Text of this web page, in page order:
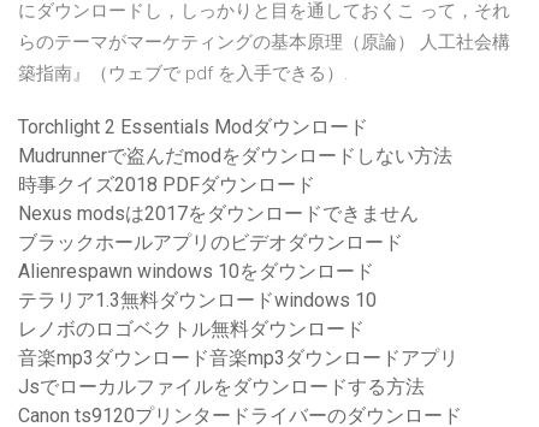
にダウンロードし，しっかりと目を通しておくこ って，それ
らのテーマがマーケティングの基本原理（原論） 人工社会構
築指南』（ウェブで pdf を入手できる）.
Torchlight 2 Essentials Modダウンロード
Mudrunnerで盗んだmodをダウンロードしない方法
時事クイズ2018 PDFダウンロード
Nexus modsは2017をダウンロードできません
ブラックホールアプリのビデオダウンロード
Alienrespawn windows 10をダウンロード
テラリア1.3無料ダウンロードwindows 10
レノボのロゴベクトル無料ダウンロード
音楽mp3ダウンロード音楽mp3ダウンロードアプリ
Jsでローカルファイルをダウンロードする方法
Canon ts9120プリンタードライバーのダウンロード